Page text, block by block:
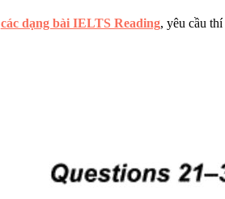
các dạng bài IELTS Reading, yêu cầu